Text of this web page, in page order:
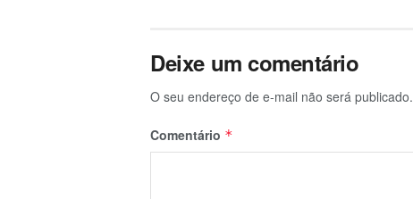
Deixe um comentário
O seu endereço de e-mail não será publicado.
Comentário *